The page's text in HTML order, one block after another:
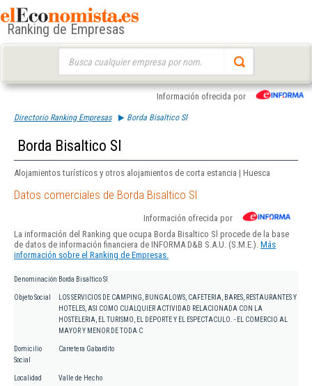
Ranking de Empresas
Información ofrecida por
Directorio Ranking Empresas Borda Bisaltico Sl
Borda Bisaltico Sl
Alojamientos turísticos y otros alojamientos de corta estancia | Huesca
Datos comerciales de Borda Bisaltico Sl
Información ofrecida por
La información del Ranking que ocupa Borda Bisaltico Sl procede de la base
de datos de información financiera de INFORMA D&B S.A.U. (S.M.E.). Más
información sobre el Ranking de Empresas.
Denominación Borda Bisaltico Sl
Objeto Social
LOS SERVICIOS DE CAMPING, BUNGALOWS, CAFETERIA, BARES, RESTAURANTES Y
HOTELES, ASI COMO CUALQUIER ACTIVIDAD RELACIONADA CON LA
HOSTELERIA, EL TURISMO, EL DEPORTE Y EL ESPECTACULO. - EL COMERCIO AL
MAYOR Y MENOR DE TODA C
Domicilio
Social
Carretera Gabardito
Localidad Valle de Hecho